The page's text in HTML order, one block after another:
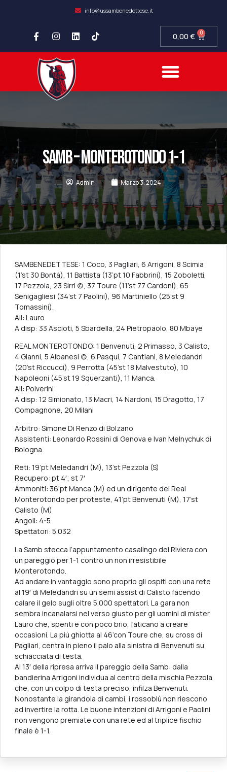
info@ussambenedettese.it
0,00€ 0
SAMB – MONTEROTONDO 1-1
Admin Marzo 3, 2024
SAMBENEDETTESE: 1 Coco, 3 Pagliari, 6 Arrigoni, 8 Scimia
(1’st 30 Bontà), 11 Battista (13’pt 10 Fabbrini), 15 Zoboletti,
17 Pezzola, 23 Sirri (c), 37 Toure (11’st 77 Cardoni), 65
Senigagliesi (34’st 7 Paolini), 96 Martiniello (25’st 9
Tomassini).
All: Lauro
A disp: 33 Ascioti, 5 Sbardella, 24 Pietropaolo, 80 Mbaye
REAL MONTEROTONDO: 1 Benvenuti, 2 Primasso, 3 Calisto,
4 Gianni, 5 Albanesi (c), 6 Pasqui, 7 Cantiani, 8 Meledandri
(20’st Riccucci), 9 Perrotta (45’st 18 Malvestuto), 10
Napoleoni (45’st 19 Squerzanti), 11 Manca.
All: Polverini
A disp: 12 Simionato, 13 Macri, 14 Nardoni, 15 Dragotto, 17
Compagnone, 20 Milani
Arbitro: Simone Di Renzo di Bolzano
Assistenti: Leonardo Rossini di Genova e Ivan Melnychuk di
Bologna
Reti: 19’pt Meledandri (M), 13’st Pezzola (S)
Recupero: pt 4′; st 7′
Ammoniti: 36’pt Manca (M) ed un dirigente del Real
Monterotondo per proteste, 41’pt Benvenuti (M), 17’st
Calisto (M)
Angoli: 4-5
Spettatori: 5.032
La Samb stecca l’appuntamento casalingo del Riviera con
un pareggio per 1-1 contro un non irresistibile
Monterotondo.
Ad andare in vantaggio sono proprio gli ospiti con una rete
al 19′ di Meledandri su un semi assist di Calisto facendo
calare il gelo sugli oltre 5.000 spettatori. La gara non
sembra incanalarsi nel verso giusto per gli uomini di mister
Lauro che, spenti e con poco brio, faticano a creare
occasioni. La più ghiotta al 46’con Toure che, su cross di
Pagliari, centra in pieno il palo alla sinistra di Benvenuti su
schiacciata di testa.
Al 13′ della ripresa arriva il pareggio della Samb: dalla
bandierina Arrigoni individua al centro della mischia Pezzola
che, con un colpo di testa preciso, infilza Benvenuti.
Nonostante la girandola di cambi, i rossoblù non riescono
ad invertire la rotta. Le buone intenzioni di Arrigoni e Paolini
non vengono premiate con una rete ed al triplice fischio
finale è 1-1.